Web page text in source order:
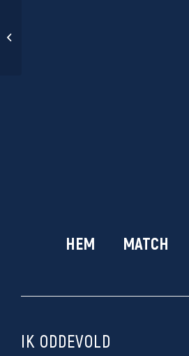
HEM MATCH
IK ODDEVOLD